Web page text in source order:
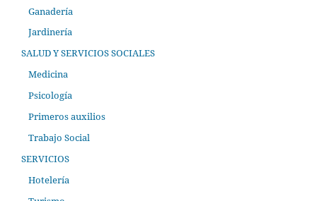
Ganadería
Jardinería
SALUD Y SERVICIOS SOCIALES
Medicina
Psicología
Primeros auxilios
Trabajo Social
SERVICIOS
Hotelería